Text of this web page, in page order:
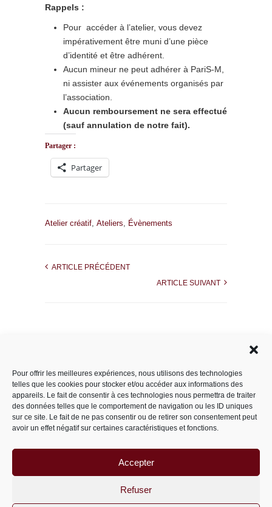
Pour offrir les meilleures expériences, nous utilisons des technologies
telles que les cookies pour stocker et/ou accéder aux informations des
appareils. Le fait de consentir à ces technologies nous permettra de traiter
des données telles que le comportement de navigation ou les ID uniques
sur ce site. Le fait de ne pas consentir ou de retirer son consentement peut
avoir un effet négatif sur certaines caractéristiques et fonctions.
Accepter
Refuser
Rappels :
Pour accéder à l’atelier, vous devez
impérativement être muni d’une pièce
d’identité et être adhérent.
Aucun mineur ne peut adhérer à PariS-M,
ni assister aux événements organisés par
l’association.
Aucun remboursement ne sera effectué
(sauf annulation de notre fait).
Partager :
Partager
Atelier créatif Ateliers Évènements
ARTICLE PRÉCÉDENT
ARTICLE SUIVANT
Catégories